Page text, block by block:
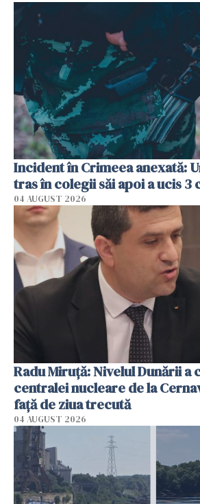
Incident în Crimeea anexată:
tras în colegii săi apoi a ucis 3
04 AUGUST 2026
Radu Miruţă: Nivelul Dunării a
centralei nucleare de la
faţă de ziua trecută
04 AUGUST 2026